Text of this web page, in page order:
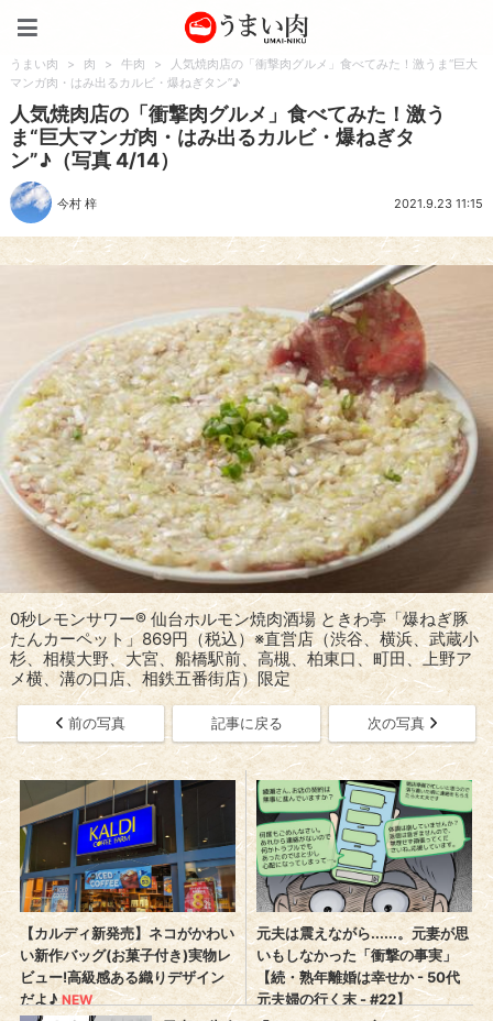
うまい肉 > 肉 > 牛肉 >
人気焼肉店の「衝撃肉グルメ」食べてみた！激うま“巨大
マンガ肉・はみ出るカルビ・爆ねぎタン”♪
人気焼肉店の「衝撃肉グルメ」食べてみた！激う
ま“巨大マンガ肉・はみ出るカルビ・爆ねぎタ
ン”♪（写真 4/14）
今村 梓 2021.9.23 11:15
0秒レモンサワー® 仙台ホルモン焼肉酒場 ときわ亭「爆ねぎ豚
たんカーペット」869円（税込）※直営店（渋谷、横浜、武蔵小
杉、相模大野、大宮、船橋駅前、高槻、柏東口、町田、上野ア
メ横、溝の口店、相鉄五番街店）限定
前の写真 記事に戻る 次の写真